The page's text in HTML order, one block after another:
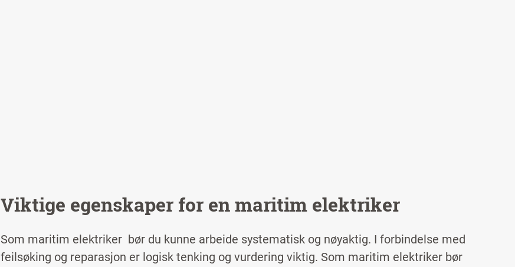
Viktige egenskaper for en maritim elektriker
Som maritim elektriker bør du kunne arbeide systematisk og nøyaktig. I forbindelse med
feilsøking og reparasjon er logisk tenking og vurdering viktig. Som maritim elektriker bør